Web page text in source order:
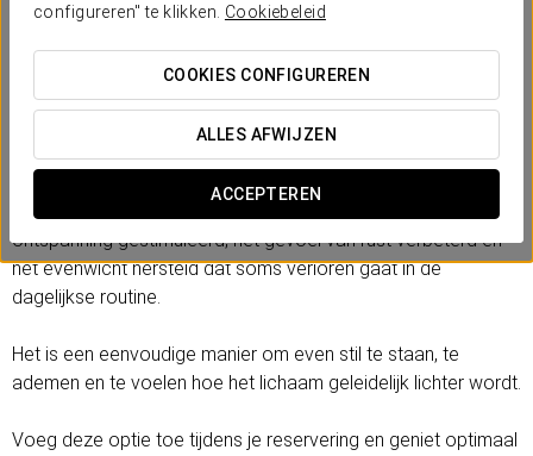
configureren" te klikken. Cookiebeleid
COOKIES CONFIGUREREN
ALLES AFWIJZEN
ACCEPTEREN
Massage 30 minuten
Een korte pauze van 30 minuten die het ritme van je dag kan
veranderen.
Voetreflexologie is een zachte en precieze massage van de
voeten die helpt om opgebouwde spanning in het hele
lichaam los te laten. Via specifieke drukpunten wordt
ontspanning gestimuleerd, het gevoel van rust verbeterd en
het evenwicht hersteld dat soms verloren gaat in de
dagelijkse routine.
Het is een eenvoudige manier om even stil te staan, te
ademen en te voelen hoe het lichaam geleidelijk lichter wordt.
Voeg deze optie toe tijdens je reservering en geniet optimaal